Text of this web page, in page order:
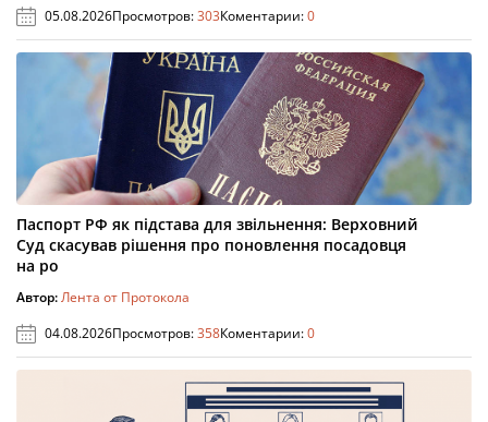
05.08.2026Просмотров:303Коментарии:0
Паспорт РФ як підстава для звільнення: Верховний
Суд скасував рішення про поновлення посадовця
на ро
Автор:Лента от Протокола
04.08.2026Просмотров:358Коментарии:0